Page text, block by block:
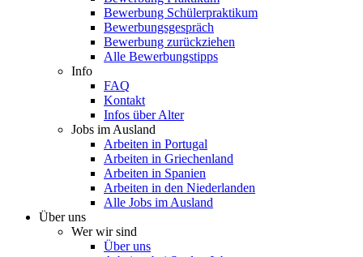
Bewerbung Schülerpraktikum
Bewerbungsgespräch
Bewerbung zurückziehen
Alle Bewerbungstipps
Info
FAQ
Kontakt
Infos über Alter
Jobs im Ausland
Arbeiten in Portugal
Arbeiten in Griechenland
Arbeiten in Spanien
Arbeiten in den Niederlanden
Alle Jobs im Ausland
Über uns
Wer wir sind
Über uns